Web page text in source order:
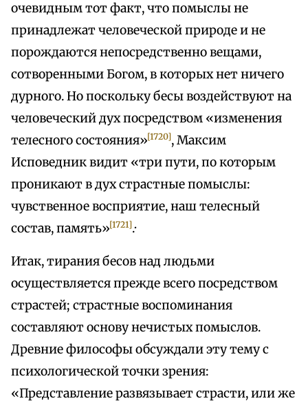
очевидным тот факт, что помыслы не
принадлежат человеческой природе и не
порождаются непосредственно вещами,
сотворенными Богом, в которых нет ничего
дурного. Но поскольку бесы воздействуют на
человеческий дух посредством «изменения
телесного состояния»[1720], Максим
Исповедник видит «три пути, по которым
проникают в дух страстные помыслы:
чувственное восприятие, наш телесный
состав, память»[1721].·
Итак, тирания бесов над людьми
осуществляется прежде всего посредством
страстей; страстные воспоминания
составляют основу нечистых помыслов.
Древние философы обсуждали эту тему с
психологической точки зрения:
«Представление развязывает страсти, или же